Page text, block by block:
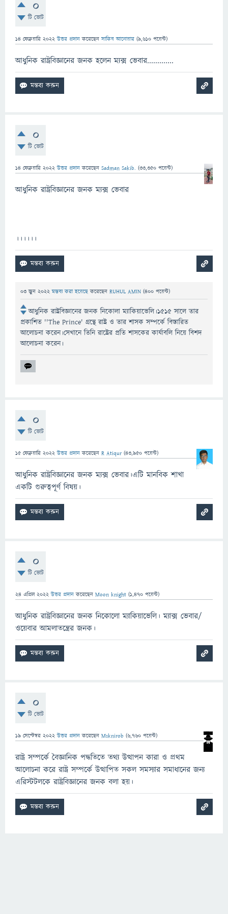
0
টি ভোট
14 ফেব্রুয়ারি 2022 উত্তর প্রদান করেছেনসাকিব আনোয়ার (9,610 পয়েন্ট)
আধুনিক রাষ্ট্রবিজ্ঞানের জনক হলেন ম্যক্স ভেবার.............
0
টি ভোট
14 ফেব্রুয়ারি 2022 উত্তর প্রদান করেছেন Sadman Sakib. (33,350 পয়েন্ট)
আধুনিক রাষ্ট্রবিজ্ঞানের জনক ম্যক্স ভেবার
।।।।।।
03 জুন 2022 মন্তব্য করা হয়েছেকরেছেন RUHUL AMIN (400 পয়েন্ট)
আধুনিক রাষ্ট্রবিজ্ঞানের জনক নিকোলা ম্যাকিয়াভেলি।১৫১৫ সালে তার
প্রকাশিত ''The Prince' গ্রন্থে রাষ্ট্র ও তার শাসক সম্পর্কে বিস্তারিত
আলোচনা করেন।সেখানে তিনি রাষ্ট্রের প্রতি শাসকের কার্যাবলি নিয়ে বিশদ
আলোচনা করেন।
0
টি ভোট
15 ফেব্রুয়ারি 2022 উত্তর প্রদান করেছেন R Atiqur (43,950 পয়েন্ট)
আধুনিক রাষ্ট্রবিজ্ঞানের জনক ম্যক্স ভেবার।এটি মানবিক শাখা
একটি গুরুত্বপূর্ণ বিষয়।
0
টি ভোট
24 এপ্রিল 2022 উত্তর প্রদান করেছেন Moon knight (1,470 পয়েন্ট)
আধুনিক রাষ্ট্রবিজ্ঞানের জনক নিকোলো ম্যাকিয়াভেলি। ম্যাক্স ভেবার/
ওয়েবার আমলাতন্ত্রের জনক।
0
টি ভোট
19 সেপ্টেম্বর 2022 উত্তর প্রদান করেছেন Msknirob (6,760 পয়েন্ট)
রাষ্ট্র সম্পর্কে বৈজ্ঞানিক পদ্ধতিতে তথ্য উত্থাপন কারা ও প্রথম
আলোচনা করে রাষ্ট্র সম্পর্কে উত্থাপিত সকল সমস্যার সমাধানের জন্য
এরিস্টটলকে রাষ্ট্রবিজ্ঞানের জনক বলা হয়।